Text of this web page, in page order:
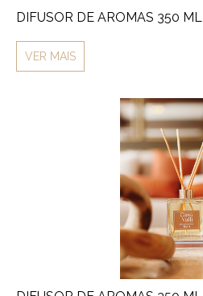
DIFUSOR DE AROMAS 350 ML
VER MAIS